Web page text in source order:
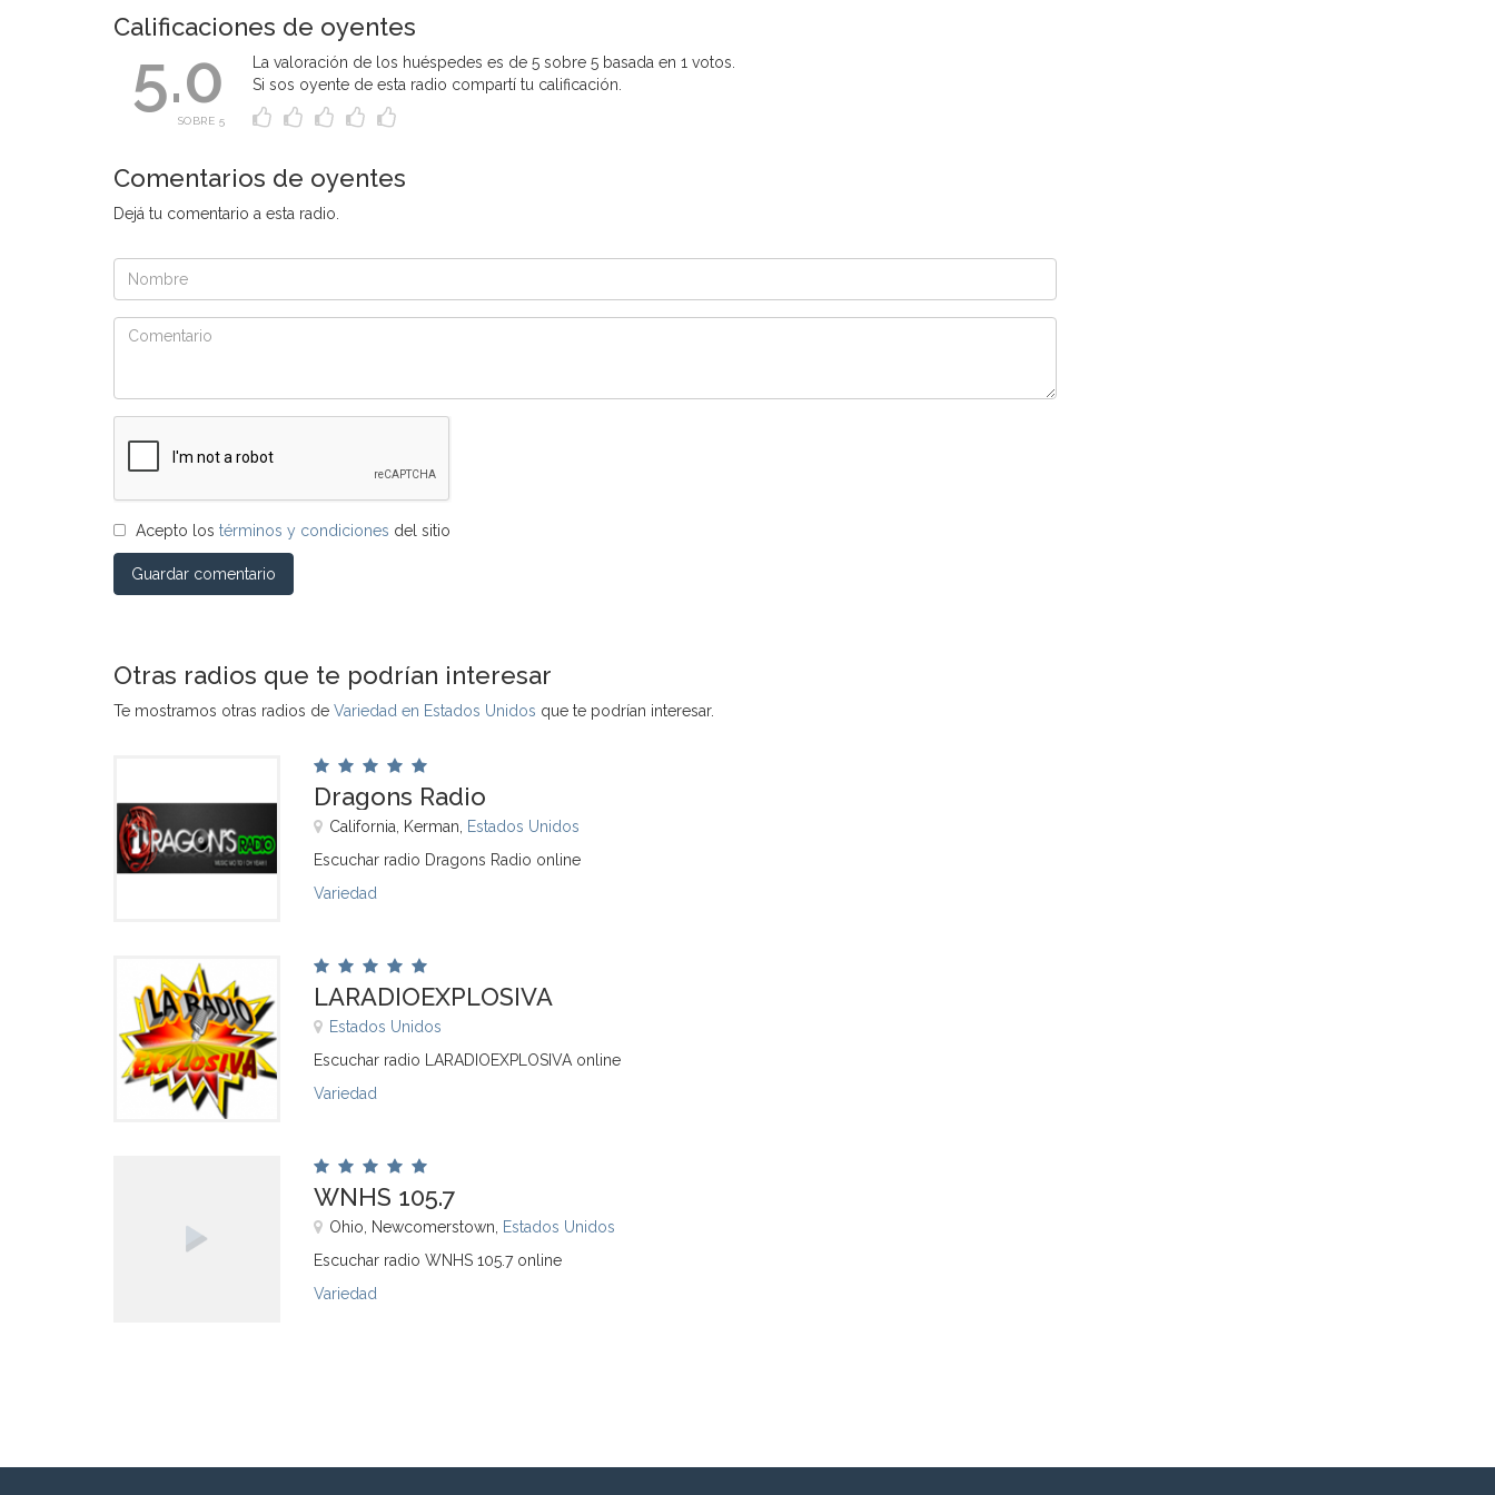
Calificaciones de oyentes
5.0
SOBRE 5
La valoración de los huéspedes es de 5 sobre 5 basada en 1 votos.
Si sos oyente de esta radio compartí tu calificación.
Comentarios de oyentes
Dejá tu comentario a esta radio.
Acepto los términos y condiciones del sitio
Guardar comentario
Otras radios que te podrían interesar
Te mostramos otras radios de Variedad en Estados Unidos que te podrían interesar.
Dragons Radio
California, Kerman,
Estados Unidos
Escuchar radio Dragons Radio online
Variedad
LARADIOEXPLOSIVA
Estados Unidos
Escuchar radio LARADIOEXPLOSIVA online
Variedad
WNHS 105.7
Ohio, Newcomerstown,
Estados Unidos
Escuchar radio WNHS 105.7 online
Variedad